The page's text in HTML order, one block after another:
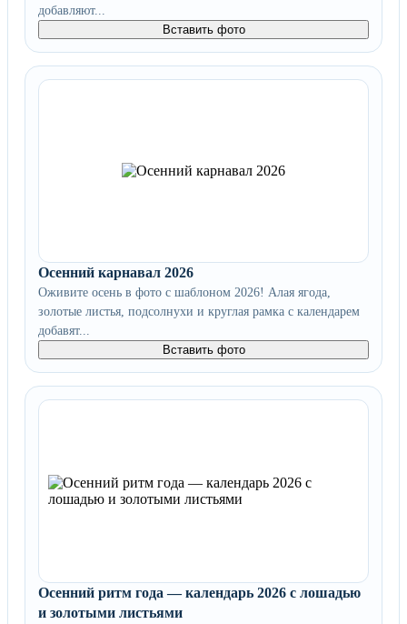
добавляют...
Вставить фото
Осенний карнавал 2026
Оживите осень в фото с шаблоном 2026! Алая ягода,
золотые листья, подсолнухи и круглая рамка с календарем
добавят...
Вставить фото
Осенний ритм года — календарь 2026 с лошадью
и золотыми листьями